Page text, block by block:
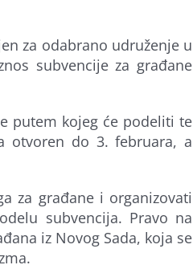
za odabrano udruženje u
subvencije za građane
putem kojeg će podeliti te
otvoren do 3. februara, a
za građane i organizovati
subvencija. Pravo na
iz Novog Sada, koja se